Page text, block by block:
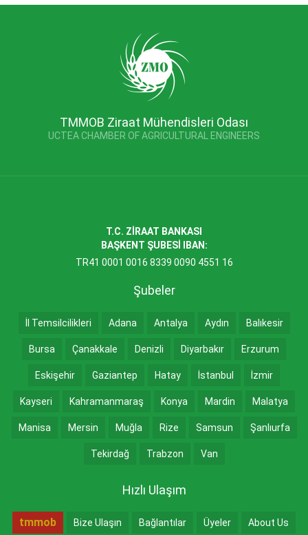
TMMOB Ziraat Mühendisleri Odası
UCTEA CHAMBER OF AGRICULTURAL ENGINEERS
T.C. ZİRAAT BANKASI
BAŞKENT ŞUBESİ IBAN:
TR41 0001 0016 8339 0090 4551 16
Şubeler
İl Temsilcilikleri Adana Antalya Aydın Balıkesir
Bursa Çanakkale Denizli Diyarbakır Erzurum
Eskişehir Gaziantep Hatay İstanbul İzmir
Kayseri Kahramanmaraş Konya Mardin Malatya
Manisa Mersin Muğla Rize Samsun Şanlıurfa
Tekirdağ Trabzon Van
Hızlı Ulaşım
tmmob Bize Ulaşın Bağlantılar Üyeler About Us